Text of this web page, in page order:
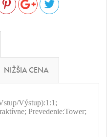
NIŽŠIA CENA
Výstup):1:1;
Prevedenie:Tower;